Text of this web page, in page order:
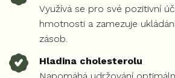
Využívá se pro své pozitivní
hmotnosti a zamezuje
zásob.
Hladina cholesterolu
Napomáhá udržování